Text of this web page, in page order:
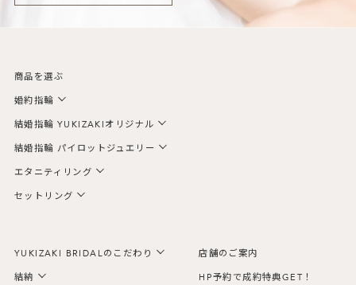
商品を選ぶ
婚約指輪
結婚指輪 YUKIZAKIオリジナル
結婚指輪 パイロットジュエリー
エタニティリング
セットリング
YUKIZAKI BRIDALのこだわり
結納
店舗のご案内
HP予約で成約特典GET！